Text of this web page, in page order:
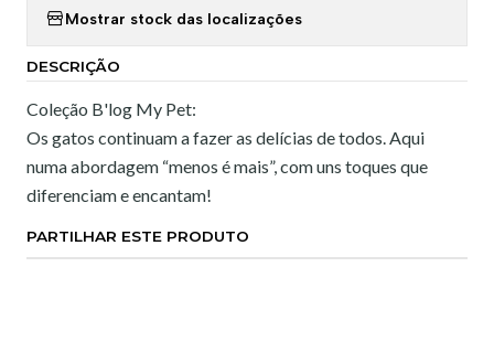
Mostrar stock das localizações
DESCRIÇÃO
Coleção B'log My Pet:
Os gatos continuam a fazer as delícias de todos. Aqui
numa abordagem “menos é mais”, com uns toques que
diferenciam e encantam!
PARTILHAR ESTE PRODUTO